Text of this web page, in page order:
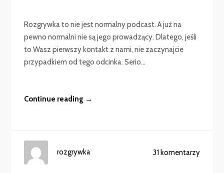
Rozgrywka to nie jest normalny podcast. A już na
pewno normalni nie są jego prowadzący. Dlatego, jeśli
to Wasz pierwszy kontakt z nami, nie zaczynajcie
przypadkiem od tego odcinka. Serio…
Continue reading →
31 komentarzy
rozgrywka